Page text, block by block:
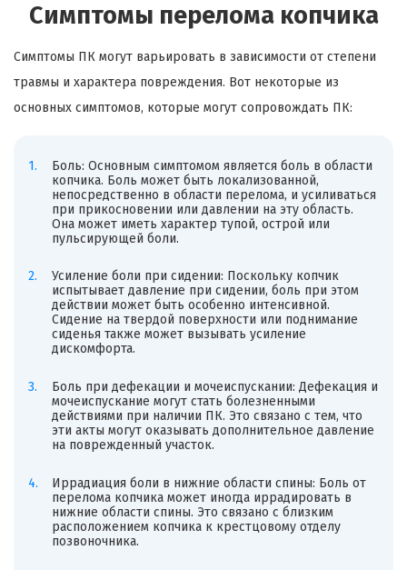
Симптомы перелома копчика
Симптомы ПК могут варьировать в зависимости от степени
травмы и характера повреждения. Вот некоторые из
основных симптомов, которые могут сопровождать ПК:
Боль: Основным симптомом является боль в области
копчика. Боль может быть локализованной,
непосредственно в области перелома, и усиливаться
при прикосновении или давлении на эту область.
Она может иметь характер тупой, острой или
пульсирующей боли.
Усиление боли при сидении: Поскольку копчик
испытывает давление при сидении, боль при этом
действии может быть особенно интенсивной.
Сидение на твердой поверхности или поднимание
сиденья также может вызывать усиление
дискомфорта.
Боль при дефекации и мочеиспускании: Дефекация и
мочеиспускание могут стать болезненными
действиями при наличии ПК. Это связано с тем, что
эти акты могут оказывать дополнительное давление
на поврежденный участок.
Иррадиация боли в нижние области спины: Боль от
перелома копчика может иногда иррадировать в
нижние области спины. Это связано с близким
расположением копчика к крестцовому отделу
позвоночника.